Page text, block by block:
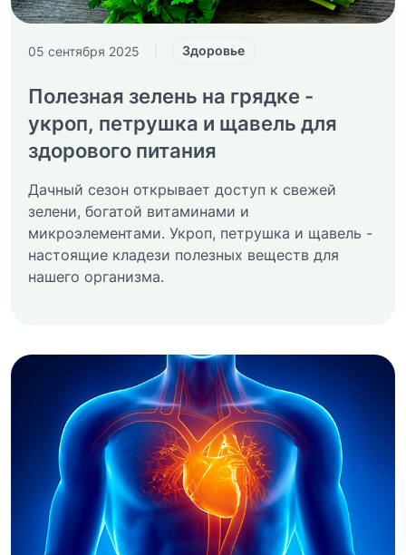
05 сентября 2025 Здоровье
Полезная зелень на грядке -
укроп, петрушка и щавель для
здорового питания
Дачный сезон открывает доступ к свежей
зелени, богатой витаминами и
микроэлементами. Укроп, петрушка и щавель -
настоящие кладези полезных веществ для
нашего организма.